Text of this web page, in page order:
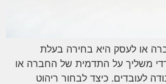
או לעסק היא בחירה בעלת
משליך על התדמית של החברה או
לעובדים. כיצד לבחור ריהוט